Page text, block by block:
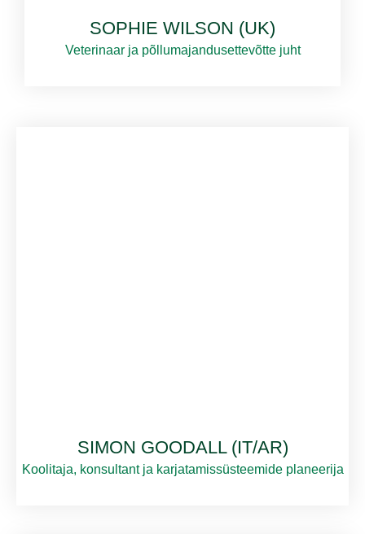
SIMON GOODALL (IT/AR)
Koolitaja, konsultant ja karjatamissüsteemide planeerija
SOPHIE WILSON (UK)
Veterinaar ja põllumajandusettevõtte juht